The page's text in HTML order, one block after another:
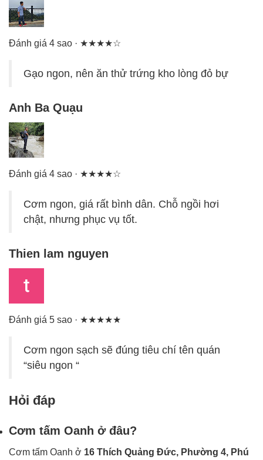
Đánh giá 4 sao · ★★★★☆
Gạo ngon, nên ăn thử trứng kho lòng đỏ bự
Anh Ba Quạu
Đánh giá 4 sao · ★★★★☆
Cơm ngon, giá rất bình dân. Chỗ ngồi hơi
chật, nhưng phục vụ tốt.
Thien lam nguyen
Đánh giá 5 sao · ★★★★★
Cơm ngon sạch sẽ đúng tiêu chí tên quán
“siêu ngon “
Hỏi đáp
Cơm tấm Oanh ở đâu?
Cơm tấm Oanh ở 16 Thích Quảng Đức, Phường 4, Phú